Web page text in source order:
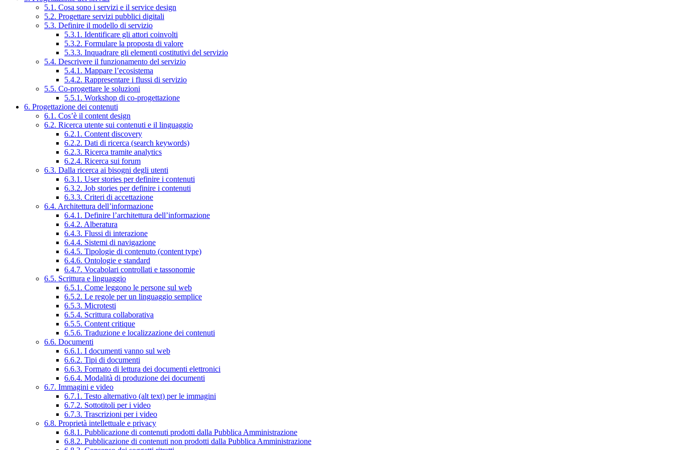
5.1. Cosa sono i servizi e il service design
5.2. Progettare servizi pubblici digitali
5.3. Definire il modello di servizio
5.3.1. Identificare gli attori coinvolti
5.3.2. Formulare la proposta di valore
5.3.3. Inquadrare gli elementi costitutivi del servizio
5.4. Descrivere il funzionamento del servizio
5.4.1. Mappare l’ecosistema
5.4.2. Rappresentare i flussi di servizio
5.5. Co-progettare le soluzioni
5.5.1. Workshop di co-progettazione
6. Progettazione dei contenuti
6.1. Cos’è il content design
6.2. Ricerca utente sui contenuti e il linguaggio
6.2.1. Content discovery
6.2.2. Dati di ricerca (search keywords)
6.2.3. Ricerca tramite analytics
6.2.4. Ricerca sui forum
6.3. Dalla ricerca ai bisogni degli utenti
6.3.1. User stories per definire i contenuti
6.3.2. Job stories per definire i contenuti
6.3.3. Criteri di accettazione
6.4. Architettura dell’informazione
6.4.1. Definire l’architettura dell’informazione
6.4.2. Alberatura
6.4.3. Flussi di interazione
6.4.4. Sistemi di navigazione
6.4.5. Tipologie di contenuto (content type)
6.4.6. Ontologie e standard
6.4.7. Vocabolari controllati e tassonomie
6.5. Scrittura e linguaggio
6.5.1. Come leggono le persone sul web
6.5.2. Le regole per un linguaggio semplice
6.5.3. Microtesti
6.5.4. Scrittura collaborativa
6.5.5. Content critique
6.5.6. Traduzione e localizzazione dei contenuti
6.6. Documenti
6.6.1. I documenti vanno sul web
6.6.2. Tipi di documenti
6.6.3. Formato di lettura dei documenti elettronici
6.6.4. Modalità di produzione dei documenti
6.7. Immagini e video
6.7.1. Testo alternativo (alt text) per le immagini
6.7.2. Sottotitoli per i video
6.7.3. Trascrizioni per i video
6.8. Proprietà intellettuale e privacy
6.8.1. Pubblicazione di contenuti prodotti dalla Pubblica Amministrazione
6.8.2. Pubblicazione di contenuti non prodotti dalla Pubblica Amministrazione